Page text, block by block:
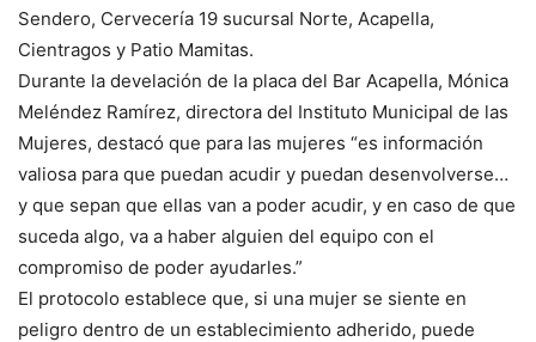
Sendero, Cervecería 19 sucursal Norte, Acapella,
Cientragos y Patio Mamitas.
Durante la develación de la placa del Bar Acapella, Mónica
Meléndez Ramírez, directora del Instituto Municipal de las
Mujeres, destacó que para las mujeres “es información
valiosa para que puedan acudir y puedan desenvolverse…
y que sepan que ellas van a poder acudir, y en caso de que
suceda algo, va a haber alguien del equipo con el
compromiso de poder ayudarles.”
El protocolo establece que, si una mujer se siente en
peligro dentro de un establecimiento adherido, puede